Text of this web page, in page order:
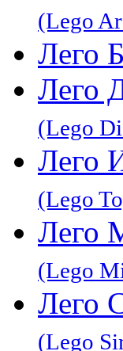
(Lego
Лего
Лего
(Lego
Лего
(Lego
Лего
(Lego
Лего
(Lego